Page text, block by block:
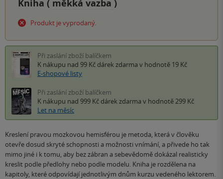
Kniha ( měkká vazba )
Produkt je vyprodaný.
Při zaslání zboží balíčkem
K nákupu nad 99 Kč dárek zdarma v hodnotě 19 Kč
E-shopové listy
Při zaslání zboží balíčkem
K nákupu nad 999 Kč dárek zdarma v hodnotě 299 Kč
Let na měsíc
Kreslení pravou mozkovou hemisférou je metoda, která v člověku
otevře dosud skryté schopnosti a možnosti vnímání, a přivede ho tak
mimo jiné i k tomu, aby bez zábran a sebevědomě dokázal realisticky
kreslit podle předlohy nebo podle modelu. Kniha je rozdělena na
kapitoly, které odpovídají jednotlivým dnům kurzu vedeného lektorem.